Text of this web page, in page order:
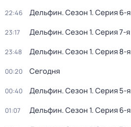
22:46 Дельфин. Сезон 1. Серия 6-я
23:17 Дельфин. Сезон 1. Серия 7-я
23:48 Дельфин. Сезон 1. Серия 8-я
00:20 Сегодня
00:40 Дельфин. Сезон 1. Серия 5-я
01:07 Дельфин. Сезон 1. Серия 6-я